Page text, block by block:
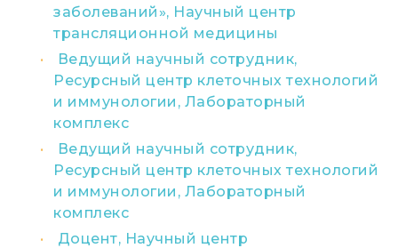
заболеваний», Научный центр
трансляционной медицины
Ведущий научный сотрудник,
Ресурсный центр клеточных технологий
и иммунологии, Лабораторный
комплекс
Ведущий научный сотрудник,
Ресурсный центр клеточных технологий
и иммунологии, Лабораторный
комплекс
Доцент, Научный центр